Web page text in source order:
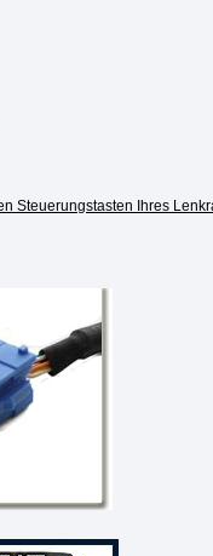
Steuerungstasten Ihres